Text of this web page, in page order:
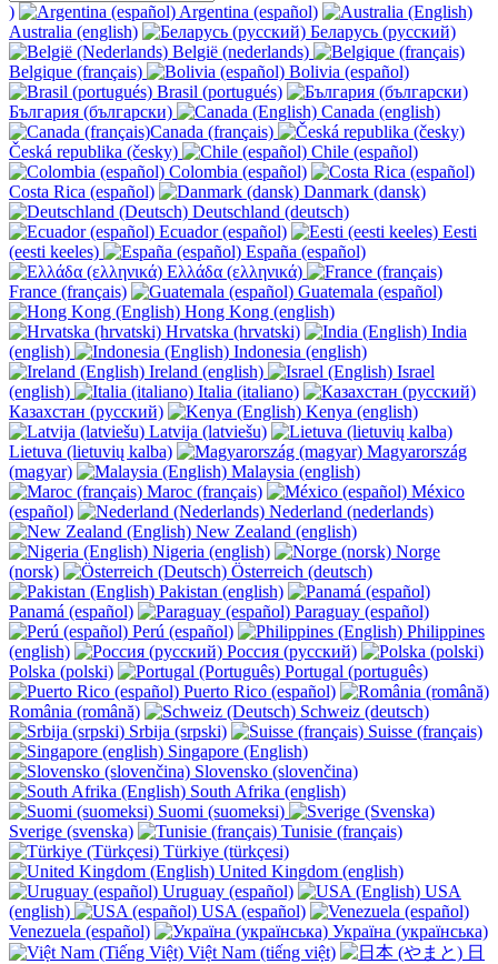
)
Argentina (español)
Australia (english)
Беларусь (русский)
België (nederlands)
Belgique (français)
Bolivia (español)
Brasil (portugués)
България (български)
Canada (english)
Canada (français)
Česká republika (česky)
Chile (español)
Colombia (español)
Costa Rica (español)
Danmark (dansk)
Deutschland (deutsch)
Ecuador (español)
Eesti
(eesti keeles)
España (español)
Ελλάδα (ελληνικά)
France (français)
Guatemala (español)
Hong Kong (english)
Hrvatska (hrvatski)
India
(english)
Indonesia (english)
Ireland (english)
Israel
(english)
Italia (italiano)
Казахстан (русский)
Kenya (english)
Latvija (latviešu)
Lietuva (lietuvių kalba)
Magyarország
(magyar)
Malaysia (english)
Maroc (français)
México
(español)
Nederland (nederlands)
New Zealand (english)
Nigeria (english)
Norge
(norsk)
Österreich (deutsch)
Pakistan (english)
Panamá (español)
Paraguay (español)
Perú (español)
Philippines
(english)
Россия (русский)
Polska (polski)
Portugal (português)
Puerto Rico (español)
România (română)
Schweiz (deutsch)
Srbija (srpski)
Suisse (français)
Singapore (English)
Slovensko (slovenčina)
South Afrika (english)
Suomi (suomeksi)
Sverige (svenska)
Tunisie (français)
Türkiye (türkçesi)
United Kingdom (english)
Uruguay (español)
USA
(english)
USA (español)
Venezuela (español)
Україна (українська)
Việt Nam (tiếng việt)
日